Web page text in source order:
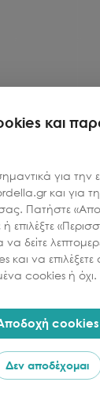
Σετ των 4 Silver
στο
και
για την
και για
Πατήστε
επιλέξτε
δείτε
και να
cookies ή όχι.
cookies
Δεν αποδέχομαι